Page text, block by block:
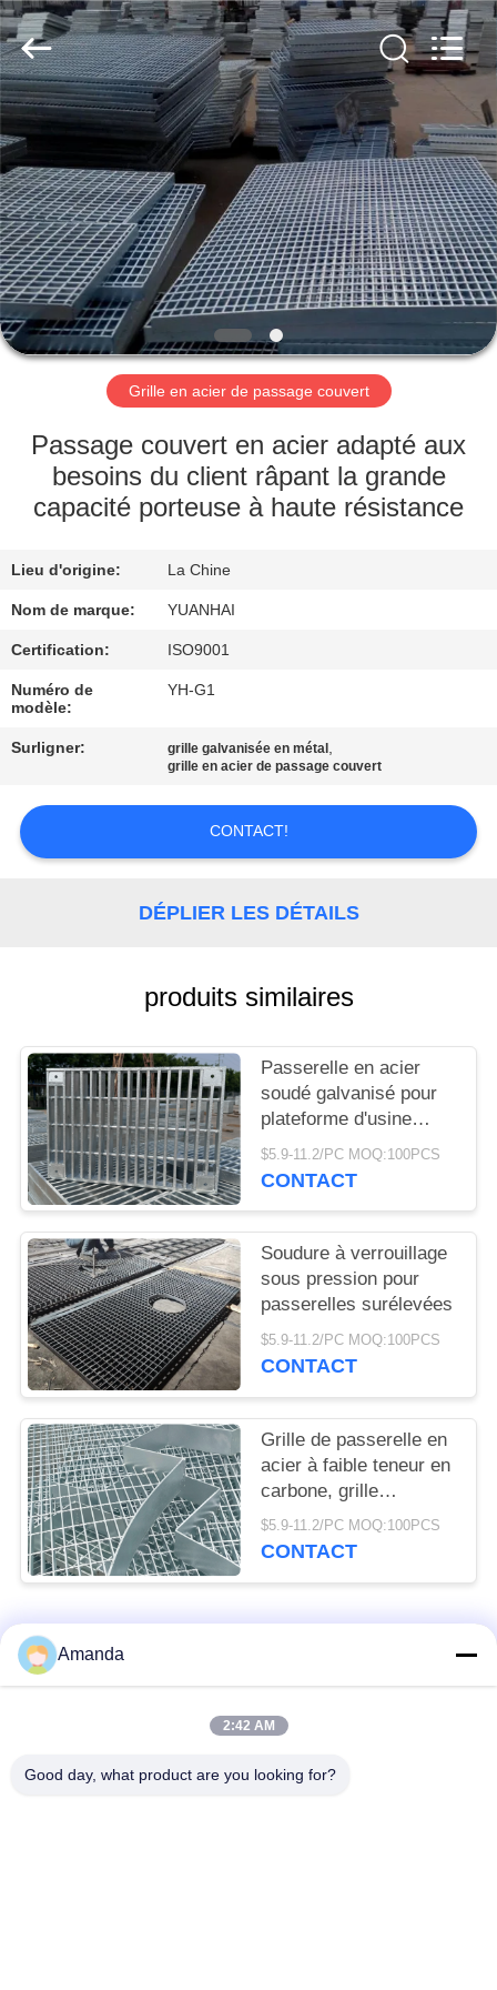
MAISON
PRODUITS
VR
SHOW
AU
DE
NOUS
D'USINE
CONTRÔLE
DE
QUALITÉ
NOUS
NOUVELLES
CITATION
PLAN
DU
SITE
PRIVACY
POLICY
Anping
yuanhai
wire
mesh
products
Co.,
Ltd.
All
Rights
Grille en acier de passage couvert
Passage couvert en acier adapté aux
besoins du client râpant la grande
capacité porteuse à haute résistance
Lieu d'origine: La Chine
Nom de marque: YUANHAI
Certification: ISO9001
Numéro de
modèle:
YH-G1
Surligner: grille galvanisée en métal ,
grille en acier de passage couvert
CONTACT!
DÉPLIER LES DÉTAILS
produits similaires
Passerelle en acier
soudé galvanisé pour
plateforme d'usine
chimique
$5.9-11.2/PC MOQ:100PCS
CONTACT
Soudure à verrouillage
sous pression pour
passerelles surélevées
$5.9-11.2/PC MOQ:100PCS
CONTACT
Grille de passerelle en
acier à faible teneur en
carbone, grille
antidérapante pour
plateforme industrielle
$5.9-11.2/PC MOQ:100PCS
CONTACT
Catégories populaires
Emballage structuré
Amanda
2:42 AM
Good day, what product are you looking for?